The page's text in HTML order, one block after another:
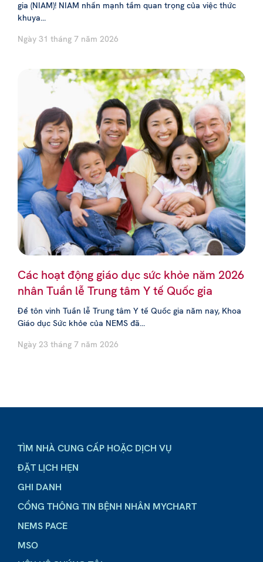
gia (NIAM)! NIAM nhấn mạnh tầm quan trọng của việc thức
khuya...
Ngày 31 tháng 7 năm 2026
Các hoạt động giáo dục sức khỏe năm 2026
nhân Tuần lễ Trung tâm Y tế Quốc gia
Để tôn vinh Tuần lễ Trung tâm Y tế Quốc gia năm nay, Khoa
Giáo dục Sức khỏe của NEMS đã...
Ngày 23 tháng 7 năm 2026
TÌM NHÀ CUNG CẤP HOẶC DỊCH VỤ
ĐẶT LỊCH HẸN
GHI DANH
CỔNG THÔNG TIN BỆNH NHÂN MYCHART
NEMS PACE
MSO